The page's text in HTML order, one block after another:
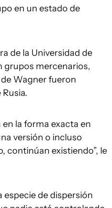
en un estado de
de la Universidad de
grupos mercenarios,
Wagner fueron
en la forma exacta en
versión o incluso
continúan existiendo”, le
especie de dispersión